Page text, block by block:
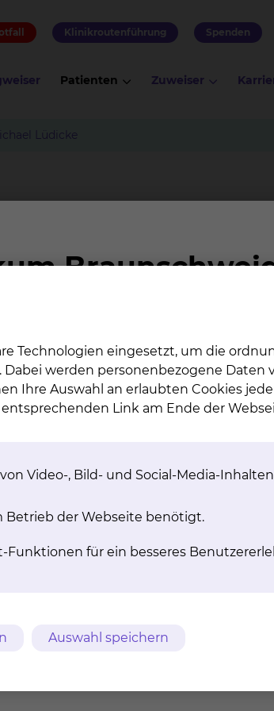
Klinikroutenführung Spenden
Patienten Zuweiser
Lüdicke
Technologien eingesetzt, um die
werden personenbezogene Daten
Ihre Auswahl an erlaubten Cookies
Link am Ende der
Video-, Bild- und Social-Media-
Betrieb der Webseite benötigt.
für ein besseres
Auswahl speichern